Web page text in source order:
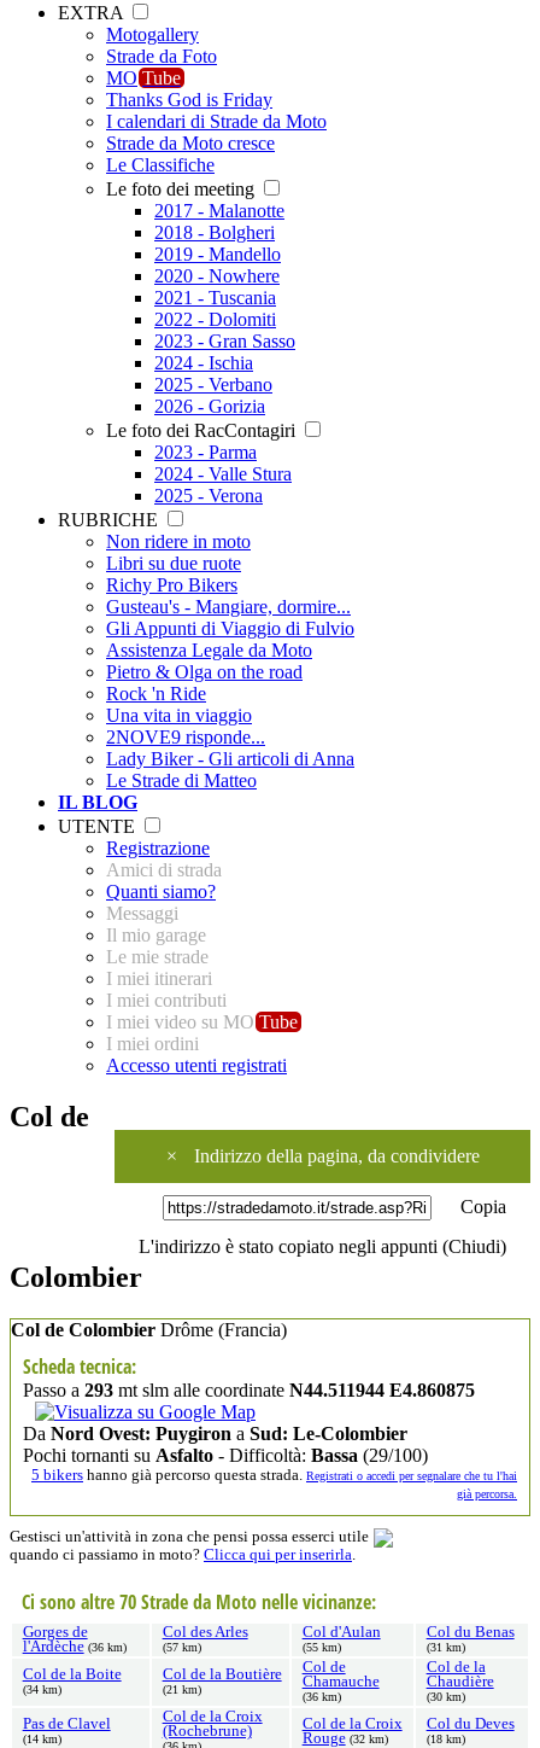
EXTRA
Motogallery
Strade da Foto
MO Tube
Thanks God is Friday
I calendari di Strade da Moto
Strade da Moto cresce
Le Classifiche
Le foto dei meeting
2017 - Malanotte
2018 - Bolgheri
2019 - Mandello
2020 - Nowhere
2021 - Tuscania
2022 - Dolomiti
2023 - Gran Sasso
2024 - Ischia
2025 - Verbano
2026 - Gorizia
Le foto dei RacContagiri
2023 - Parma
2024 - Valle Stura
2025 - Verona
RUBRICHE
Non ridere in moto
Libri su due ruote
Richy Pro Bikers
Gusteau's - Mangiare, dormire...
Gli Appunti di Viaggio di Fulvio
Assistenza Legale da Moto
Pietro & Olga on the road
Rock 'n Ride
Una vita in viaggio
2NOVE9 risponde...
Lady Biker - Gli articoli di Anna
Le Strade di Matteo
IL BLOG
UTENTE
Registrazione
Amici di strada
Quanti siamo?
Messaggi
Il mio garage
Le mie strade
I miei itinerari
I miei contributi
I miei video su MO Tube
I miei ordini
Accesso utenti registrati
× Indirizzo della pagina, da condividere
Copia
L'indirizzo è stato copiato negli appunti (Chiudi)
Col de
Colombier
Col de Colombier Drôme (Francia)
Scheda tecnica:
Passo a 293 mt slm alle coordinate N44.511944 E4.860875
Da Nord Ovest: Puygiron a Sud: Le-Colombier
Pochi tornanti su Asfalto - Difficoltà: Bassa (29/100)
5 bikers hanno già percorso questa strada. Registrati o accedi per segnalare che tu l'hai
già percorsa.
Gestisci un'attività in zona che pensi possa esserci utile
quando ci passiamo in moto? Clicca qui per inserirla.
Ci sono altre 70 Strade da Moto nelle vicinanze:
Gorges de
l'Ardèche (36 km)
Col des Arles
(57 km)
Col d'Aulan
(55 km)
Col du Benas
(31 km)
Col de la Boite
(34 km)
Col de la Boutière
(21 km)
Col de
Chamauche
(36 km)
Col de la
Chaudière
(30 km)
Pas de Clavel
(14 km)
Col de la Croix
(Rochebrune)
Col de la Croix
Rouge (32 km)
Col du Deves
(18 km)